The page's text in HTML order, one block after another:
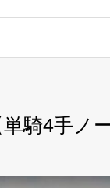
騎4手ノー